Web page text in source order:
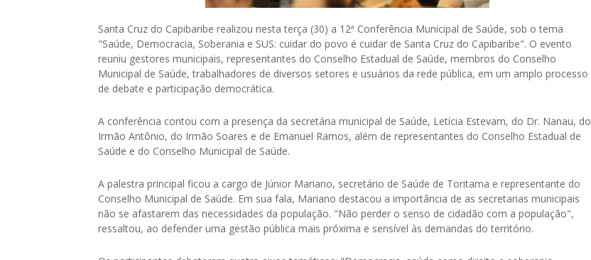
Santa Cruz do Capibaribe realizou nesta terça (30) a 12ª Conferência Municipal de Saúde, sob o tema
"Saúde, Democracia, Soberania e SUS: cuidar do povo é cuidar de Santa Cruz do Capibaribe". O evento
reuniu gestores municipais, representantes do Conselho Estadual de Saúde, membros do Conselho
Municipal de Saúde, trabalhadores de diversos setores e usuários da rede pública, em um amplo processo
de debate e participação democrática.
A conferência contou com a presença da secretária municipal de Saúde, Letícia Estevam, do Dr. Nanau, do
Irmão Antônio, do Irmão Soares e de Emanuel Ramos, além de representantes do Conselho Estadual de
Saúde e do Conselho Municipal de Saúde.
A palestra principal ficou a cargo de Júnior Mariano, secretário de Saúde de Toritama e representante do
Conselho Municipal de Saúde. Em sua fala, Mariano destacou a importância de as secretarias municipais
não se afastarem das necessidades da população. "Não perder o senso de cidadão com a população",
ressaltou, ao defender uma gestão pública mais próxima e sensível às demandas do território.